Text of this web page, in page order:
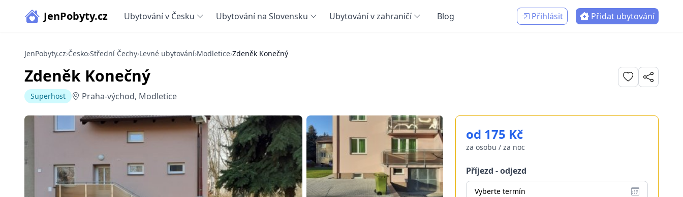
JenPobyty.cz Ubytování v Česku Ubytování na Slovensku Ubytování v zahraničí Blog Přihlásit Přidat ubytování
JenPobyty.cz›Česko›Střední Čechy›Levné ubytování›Modletice›Zdeněk Konečný
Zdeněk Konečný
Superhost Praha-východ, Modletice
od 175 Kč
za osobu / za noc
Příjezd - odjezd
Vyberte termín